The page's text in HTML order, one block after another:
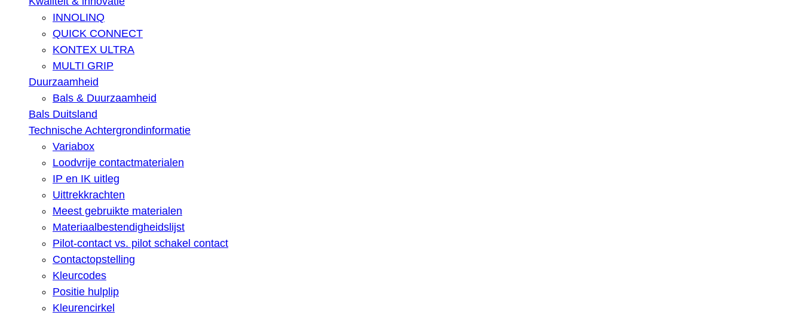
INNOLINQ
QUICK CONNECT
KONTEX ULTRA
MULTI GRIP
Duurzaamheid
Bals & Duurzaamheid
Bals Duitsland
Technische Achtergrondinformatie
Variabox
Loodvrije contactmaterialen
IP en IK uitleg
Uittrekkrachten
Meest gebruikte materialen
Materiaalbestendigheidslijst
Pilot-contact vs. pilot schakel contact
Contactopstelling
Kleurcodes
Positie hulplip
Kleurencirkel